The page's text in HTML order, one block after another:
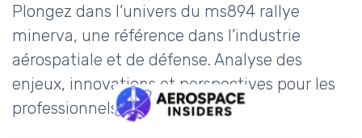
Plongez dans l’univers du ms894 rallye
minerva, une référence dans l’industrie
aérospatiale et de défense. Analyse des
enjeux, innovations et perspectives pour les
professionnels du secteur.